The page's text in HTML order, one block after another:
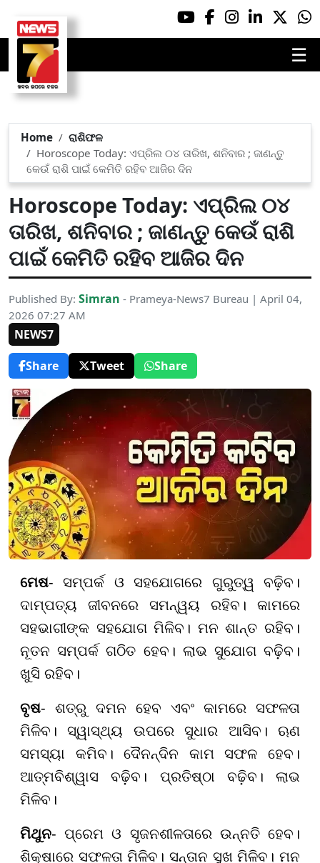
☰
Home
ରାଶିଫଳ
Horoscope Today: ଏପ୍ରିଲ ୦୪ ତାରିଖ, ଶନିବାର ; ଜାଣନ୍ତୁ
କେଉଁ ରାଶି ପାଇଁ କେମିତି ରହିବ ଆଜିର ଦିନ
Horoscope Today: ଏପ୍ରିଲ ୦୪
ତାରିଖ, ଶନିବାର ; ଜାଣନ୍ତୁ କେଉଁ ରାଶି
ପାଇଁ କେମିତି ରହିବ ଆଜିର ଦିନ
Published By: Simran - Prameya-News7 Bureau | April 04,
2026 07:27 AM
NEWS7
Share
Tweet Share
ମେଷ- ସମ୍ପର୍କ ଓ ସହଯୋଗରେ ଗୁରୁତ୍ୱ ବଢ଼ିବ।
ଦାମ୍ପତ୍ୟ ଜୀବନରେ ସମନ୍ୱୟ ରହିବ। କାମରେ
ସହଭାଗୀଙ୍କ ସହଯୋଗ ମିଳିବ। ମନ ଶାନ୍ତ ରହିବ।
ନୂତନ ସମ୍ପର୍କ ଗଠିତ ହେବ। ଲାଭ ସୁଯୋଗ ବଢ଼ିବ।
ଖୁସି ରହିବ।
ବୃଷ- ଶତ୍ରୁ ଦମନ ହେବ ଏବଂ କାମରେ ସଫଳତା
ମିଳିବ। ସ୍ୱାସ୍ଥ୍ୟ ଉପରେ ସୁଧାର ଆସିବ। ଋଣ
ସମସ୍ୟା କମିବ। ଦୈନନ୍ଦିନ କାମ ସଫଳ ହେବ।
ଆତ୍ମବିଶ୍ୱାସ ବଢ଼ିବ। ପ୍ରତିଷ୍ଠା ବଢ଼ିବ। ଲାଭ
ମିଳିବ।
ମିଥୁନ- ପ୍ରେମ ଓ ସୃଜନଶୀଳତାରେ ଉନ୍ନତି ହେବ।
ଶିକ୍ଷାରେ ସଫଳତା ମିଳିବ। ସନ୍ତାନ ସୁଖ ମିଳିବ। ମନ